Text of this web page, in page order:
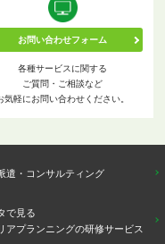
お問い合わせフォーム
各種サービスに関する
ご質問・ご相談など
気軽にお問い合わせください。
遣・コンサルティング
で見る
アプランニングの研修サービス